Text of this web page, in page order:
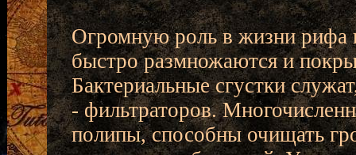
Огромную роль в жизни рифа
быстро размножаются и
Бактериальные сгустки
- фильтраторов.
полипы, способны очищать